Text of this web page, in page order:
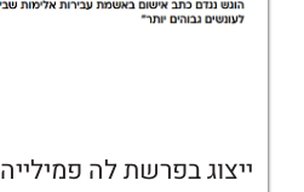
ייצוג בפרשת לה פמילייה